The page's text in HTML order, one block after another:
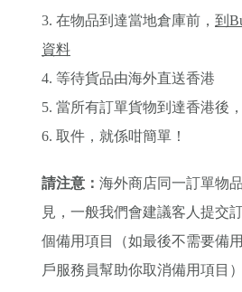
3. 在物品到達當地倉庫前， 到
資料
4. 等待貨品由海外直送香港
5. 當所有訂單貨物到達香港後，
6. 取件，就係咁簡單！
請注意： 海外商店同一訂單物
見，一般我們會建議客人提交
個備用項目（如最後不需要備
戶服務員幫助你取消備用項目）